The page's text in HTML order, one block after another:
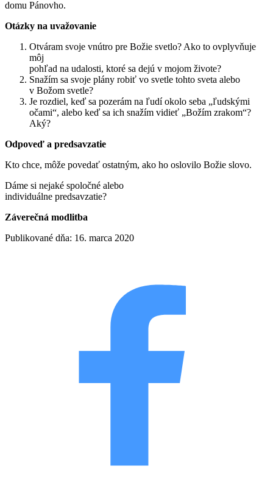
domu Pánovho.
Otázky na uvažovanie
Otváram svoje vnútro pre Božie svetlo? Ako to ovplyvňuje
môj
pohľad na udalosti, ktoré sa dejú v mojom živote?
Snažím sa svoje plány robiť vo svetle tohto sveta alebo
v Božom svetle?
Je rozdiel, keď sa pozerám na ľudí okolo seba „ľudskými
očami“, alebo keď sa ich snažím vidieť „Božím zrakom“?
Aký?
Odpoveď a predsavzatie
Kto chce, môže povedať ostatným, ako ho oslovilo Božie slovo.
Dáme si nejaké spoločné alebo
individuálne predsavzatie?
Záverečná modlitba
Publikované dňa: 16. marca 2020